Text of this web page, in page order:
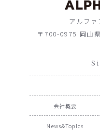
アルファ
〒700-0975 岡山
会社概要
News&Topics